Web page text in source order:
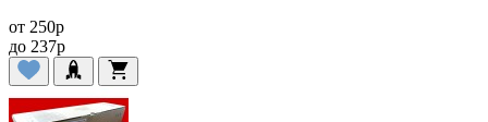
от 250p
до 237p